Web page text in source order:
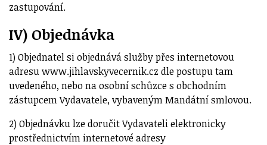
zastupování.
IV) Objednávka
1) Objednatel si objednává služby přes internetovou
adresu www.jihlavskyvecernik.cz dle postupu tam
uvedeného, nebo na osobní schůzce s obchodním
zástupcem Vydavatele, vybaveným Mandátní smlovou.
2) Objednávku lze doručit Vydavateli elektronicky
prostřednictvím internetové adresy